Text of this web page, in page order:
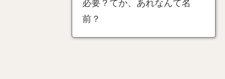
必要？てか、あれなんて名
前？